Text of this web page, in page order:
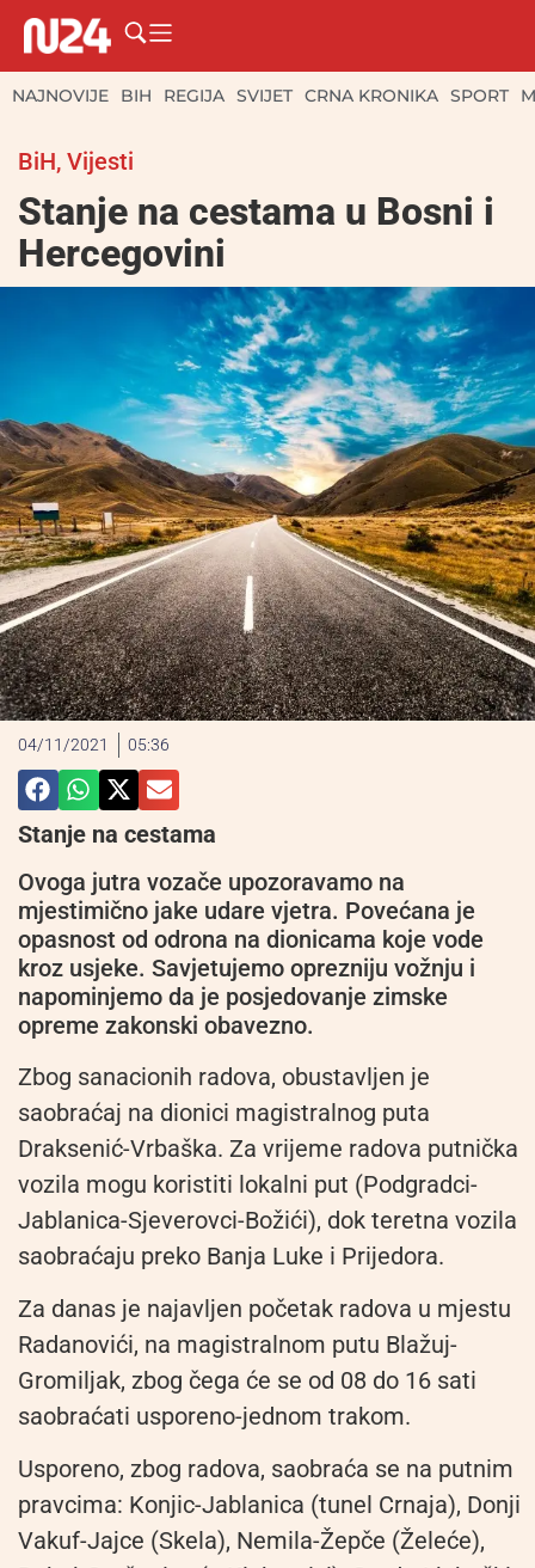
NAJNOVIJE BIH REGIJA SVIJET CRNA KRONIKA SPORT
BiH, Vijesti
Stanje na cestama u Bosni i
Hercegovini
04/11/2021 05:36
Stanje na cestama
Ovoga jutra vozače upozoravamo na
mjestimično jake udare vjetra. Povećana je
opasnost od odrona na dionicama koje vode
kroz usjeke. Savjetujemo oprezniju vožnju i
napominjemo da je posjedovanje zimske
opreme zakonski obavezno.
Zbog sanacionih radova, obustavljen je
saobraćaj na dionici magistralnog puta
Draksenić-Vrbaška. Za vrijeme radova putnička
vozila mogu koristiti lokalni put (Podgradci-
Jablanica-Sjeverovci-Božići), dok teretna vozila
saobraćaju preko Banja Luke i Prijedora.
Za danas je najavljen početak radova u mjestu
Radanovići, na magistralnom putu Blažuj-
Gromiljak, zbog čega će se od 08 do 16 sati
saobraćati usporeno-jednom trakom.
Usporeno, zbog radova, saobraća se na putnim
pravcima: Konjic-Jablanica (tunel Crnaja), Donji
Vakuf-Jajce (Skela), Nemila-Žepče (Želeće),